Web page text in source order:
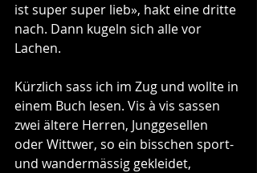
ist super super lieb», hakt eine dritte
nach. Dann kugeln sich alle vor
Lachen.
Kürzlich sass ich im Zug und wollte in
einem Buch lesen. Vis à vis sassen
zwei ältere Herren, Junggesellen
oder Wittwer, so ein bisschen sport-
und wandermässig gekleidet,